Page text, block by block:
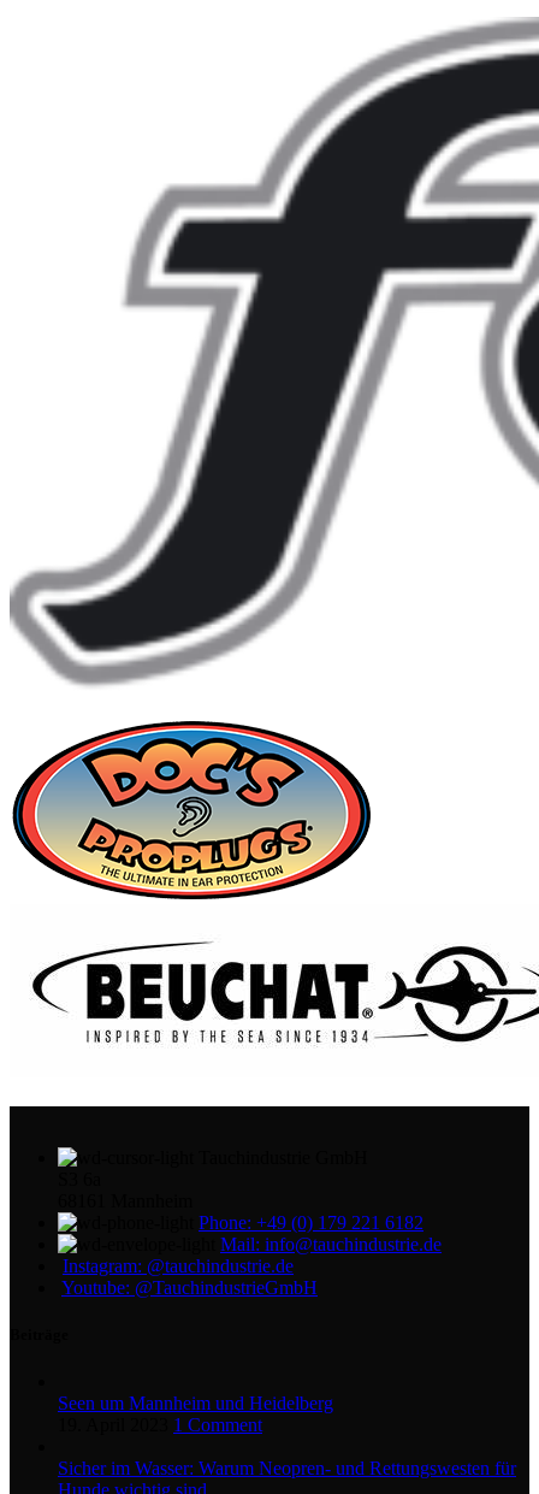
Phone: +49 (0) 179 221 6182
Mail: info@tauchindustrie.de
Instagram: @tauchindustrie.de
Youtube: @TauchindustrieGmbH
Seen um Mannheim und Heidelberg
1 Comment
Sicher im Wasser: Warum Neopren- und Rettungswesten für